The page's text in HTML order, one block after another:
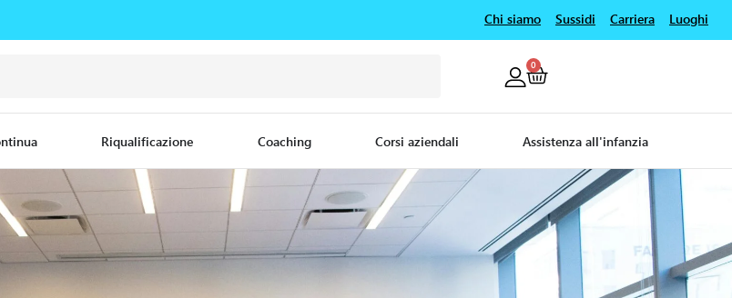
Chi siamo Sussidi Carriera Luoghi
0
Riqualificazione Coaching Corsi aziendali Assistenza all'infanzia